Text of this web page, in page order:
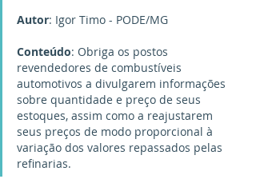
Autor: Igor Timo - PODE/MG
Conteúdo: Obriga os postos
revendedores de combustíveis
automotivos a divulgarem informações
sobre quantidade e preço de seus
estoques, assim como a reajustarem
seus preços de modo proporcional à
variação dos valores repassados pelas
refinarias.